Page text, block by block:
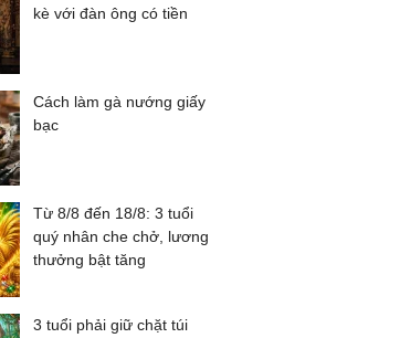
kè với đàn ông có tiền
Cách làm gà nướng giấy
bạc
Từ 8/8 đến 18/8: 3 tuổi
quý nhân che chở, lương
thưởng bật tăng
3 tuổi phải giữ chặt túi